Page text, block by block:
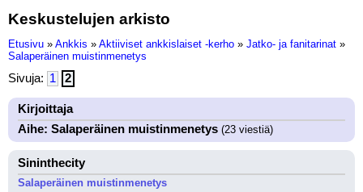
Keskustelujen arkisto
Etusivu » Ankkis » Aktiiviset ankkislaiset -kerho » Jatko- ja fanitarinat »
Salaperäinen muistinmenetys
Sivuja: 1 2
Kirjoittaja
Aihe: Salaperäinen muistinmenetys (23 viestiä)
Sininthecity
Salaperäinen muistinmenetys